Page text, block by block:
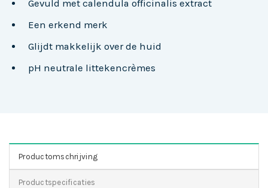
Gevuld met calendula officinalis extract
Een erkend merk
Glijdt makkelijk over de huid
pH neutrale littekencrèmes
Productomschrijving
Productspecificaties